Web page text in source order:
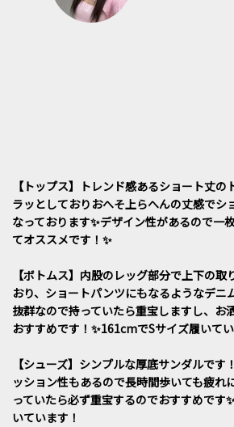
【トップス】トレンド感あるショート丈
ラッとしておりおへそ上らへんの丈感でシ
なっております✨デザイン性があるので一
てオススメです！✨
【ボトムス】内股のレッグ部分で上下の取
おり、ショートパンツにもなるようなデニ
抜群なので持っていたら重宝しますし、お
おすすめです！✨161cmでSサイズ履いてい
【シューズ】シンプルな厚底サンダルです
ッション性もあるので長時間歩いても疲れ
っていたら必ず重宝するのでおすすめです
いています！